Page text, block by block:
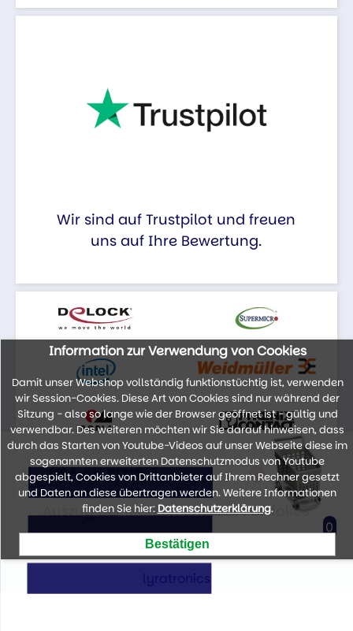
Wir sind auf Trustpilot und freuen
uns auf Ihre Bewertung.
Auszug der Marken unseres Portfolios
Information zur Verwendung von Cookies
Damit unser Webshop vollständig funktionstüchtig ist, verwenden
wir Session-Cookies. Diese Art von Cookies sind nur während der
Sitzung - also so lange wie der Browser geöffnet ist - gültig und
verwendbar. Des weiteren möchten wir Sie darauf hinweisen, dass
durch das Starten von Youtube-Videos auf unser Webseite diese im
sogenannten erweiterten Datenschutzmodus von Youtube
abgespielt, Cookies von Drittanbieter auf Ihrem Rechner gesetzt
und Daten an diese übertragen werden. Weitere Informationen
finden Sie hier: Datenschutzerklärung.
0